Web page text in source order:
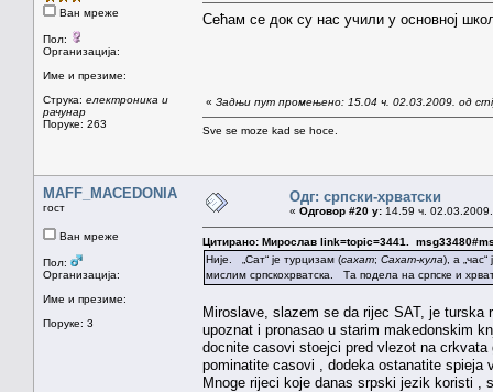
Ван мреже
Пол:
Организација:
Име и презиме:
Струка: електроника и
рачунар
Поруке: 263
Сећам се док су нас учили у основној
« Задњи пут промењено: 15.04 ч. 02.03.2009. од
Sve se moze kad se hoce.
MAFF_MACEDONIA
гост
Ван мреже
Пол:
Организација:
Име и презиме:
Поруке: 3
Одг: српски-хрватски
« Одговор #20 у: 14.59 ч.
Цитирано: Мирослав link=topic=3441.
Није. „Сат“ је турцизам (сахат; Сахат-кула), а „час“
мислим српскохрватска. Та подела на српске и
Miroslave, slazem se da rijec SAT, je
upoznat i pronasao u starim
docnite casovi stoejci pred vlezot na
pominatite casovi , dodeka ostanatite spieja
Mnoge rijeci koje danas srpski jezik koristi